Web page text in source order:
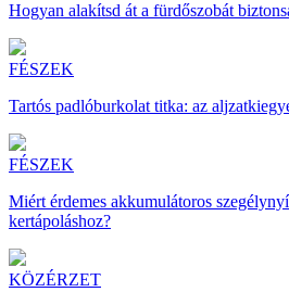
Hogyan alakítsd át a fürdőszobát
FÉSZEK
Tartós padlóburkolat titka: az
FÉSZEK
Miért érdemes akkumulátoros
kertápoláshoz?
KÖZÉRZET